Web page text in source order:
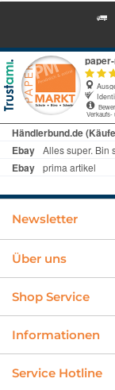
Newsletter
Über uns
Shop Service
Informationen
Service Hotline